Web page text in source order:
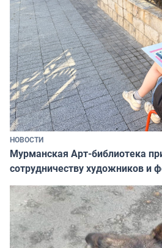
НОВОСТИ
Мурманская Арт-библиотека
сотрудничеству художников и